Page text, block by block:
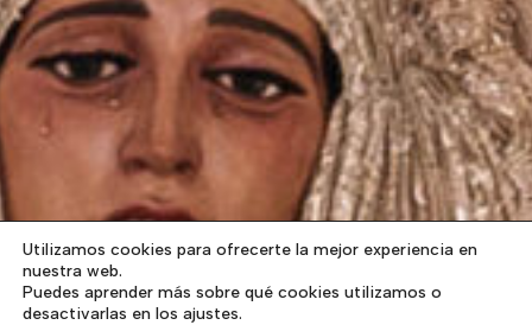
Utilizamos cookies para ofrecerte la mejor experiencia en
nuestra web.
Puedes aprender más sobre qué cookies utilizamos o
desactivarlas en los ajustes.